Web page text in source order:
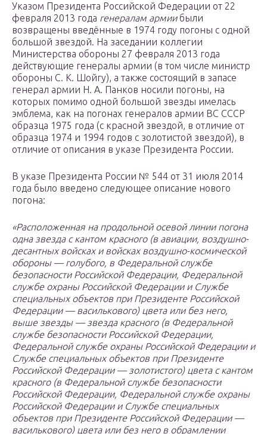
Указом Президента Российской Федерации от 22
февраля 2013 года генералам армиибыли
возвращены введённые в 1974 году погоны с одной
большой звездой. На заседании коллегии
Министерства обороны 27 февраля 2013 года
действующие генералы армии (в том числе министр
обороны С. К. Шойгу), а также состоящий в запасе
генерал армии Н. А. Панков носили погоны, на
которых помимо одной большой звезды имелась
эмблема, как на погонах генералов армии ВС СССР
образца 1975 года (с красной звездой, в отличие от
образца 1974 и 1994 годов с золотистой звездой), в
отличие от описания в указе Президента России.
В указе Президента России № 544 от 31 июля 2014
года было введено следующее описание нового
погона:
«Расположенная на продольной осевой линии погона
одна звезда с кантом красного (в авиации, воздушно-
десантных войсках и войсках воздушно-космической
обороны — голубого, в Федеральной службе
безопасности Российской Федерации, Федеральной
службе охраны Российской Федерации и Службе
специальных объектов при Президенте Российской
Федерации — василькового) цвета или без него,
выше звезды — звезда красного (в Федеральной
службе безопасности Российской Федерации,
Федеральной службе охраны Российской Федерации и
Службе специальных объектов при Президенте
Российской Федерации — золотистого) цвета с кантом
красного (в Федеральной службе безопасности
Российской Федерации, Федеральной службе охраны
Российской Федерации и Службе специальных
объектов при Президенте Российской Федерации —
василькового) цвета или без него в обрамлении